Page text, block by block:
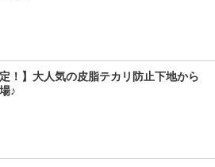
定！】大人気の皮脂テカリ防止下地から
♪